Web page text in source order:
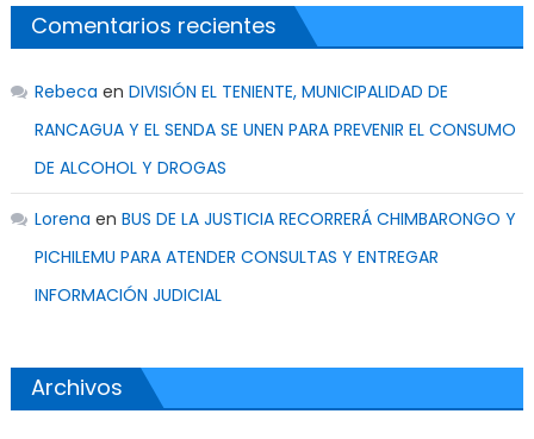
Comentarios recientes
Rebeca en DIVISIÓN EL TENIENTE, MUNICIPALIDAD DE
RANCAGUA Y EL SENDA SE UNEN PARA PREVENIR EL CONSUMO
DE ALCOHOL Y DROGAS
Lorena en BUS DE LA JUSTICIA RECORRERÁ CHIMBARONGO Y
PICHILEMU PARA ATENDER CONSULTAS Y ENTREGAR
INFORMACIÓN JUDICIAL
Archivos